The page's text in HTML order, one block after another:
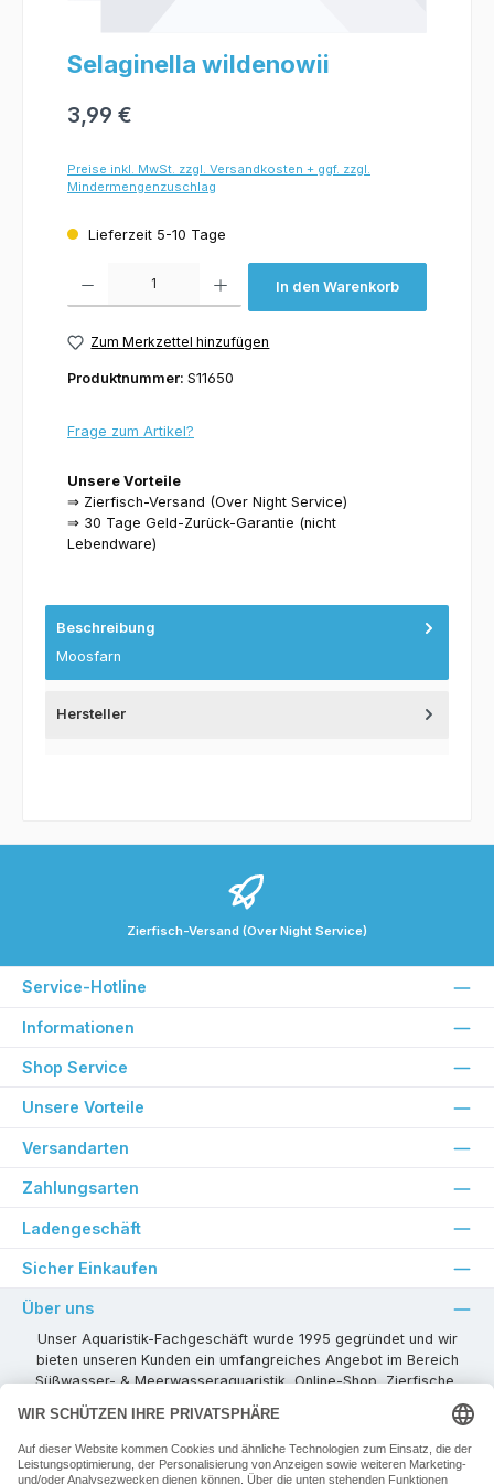
Selaginella wildenowii
3,99 €
Preise inkl. MwSt. zzgl. Versandkosten + ggf. zzgl.
Mindermengenzuschlag
Lieferzeit 5-10 Tage
In den Warenkorb
Zum Merkzettel hinzufügen
Produktnummer: S11650
Frage zum Artikel?
Unsere Vorteile
⇒ Zierfisch-Versand (Over Night Service)
⇒ 30 Tage Geld-Zurück-Garantie (nicht
Lebendware)
Beschreibung
Moosfarn
Hersteller
Zierfisch-Versand (Over Night Service)
Service-Hotline
Informationen
Shop Service
Unsere Vorteile
Versandarten
Zahlungsarten
Ladengeschäft
Sicher Einkaufen
Über uns
Unser Aquaristik-Fachgeschäft wurde 1995 gegründet und wir
bieten unseren Kunden ein umfangreiches Angebot im Bereich
Süßwasser- & Meerwasseraquaristik, Online-Shop, Zierfische,
Pflanzen, Aquarienkombinationen, Technikzubehör usw. ! Als
kompetenter Aquaristik-Fachhandelspartner stehen wir Ihnen für
alle Ihre Projekte und Einrichtungs- oder Besatzwünsche zur
Verfügung!